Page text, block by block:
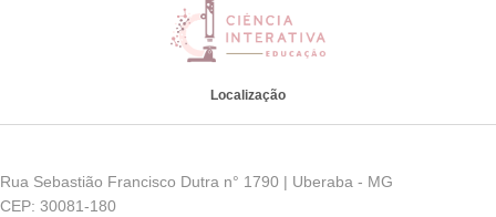
- Importância dos recursos
* Contém simulador de pegada
de carbono
- Método científico
* Contém atividades de fixação
Obs: Proibido o repasse desse
Localização
Rua Sebastião Francisco Dutra n° 1790 | Uberaba - MG
CEP: 30081-180